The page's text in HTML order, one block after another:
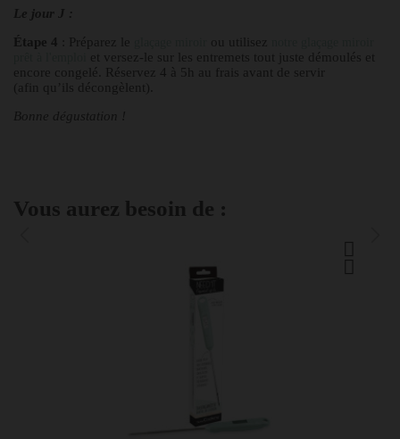
Le jour J :
Étape 4 : Préparez le ou utilisez
et versez-le sur les entremets tout juste démoulés et
encore congelé. Réservez 4 à 5h au frais avant de servir
(afin qu’ils décongèlent).
Bonne dégustation !
Vous aurez besoin de :